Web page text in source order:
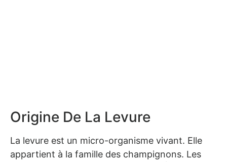
Origine De La Levure
La levure est un micro-organisme vivant. Elle
appartient à la famille des champignons. Les